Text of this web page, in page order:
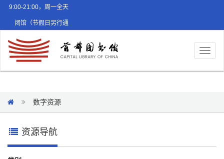
9:00-21:00，周一全天
闭馆（节假日另行通
数字资源
资源导航